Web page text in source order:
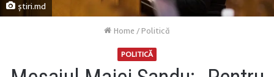
știri.md
Home /Politică
POLITICĂ